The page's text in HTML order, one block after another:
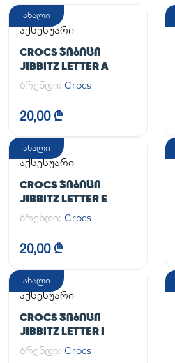
ახალი
აქსესუარი
CROCS ᲯᲘᲑᲘᲪᲘ
JIBBITZ LETTER A
ბრენდი: Crocs
20,00 ₾
ახალი
აქსესუარი
CROCS ᲯᲘᲑᲘᲪᲘ
JIBBITZ LETTER E
ბრენდი: Crocs
20,00 ₾
ახალი
აქსესუარი
CROCS ᲯᲘᲑᲘᲪᲘ
JIBBITZ LETTER I
ბრენდი: Crocs